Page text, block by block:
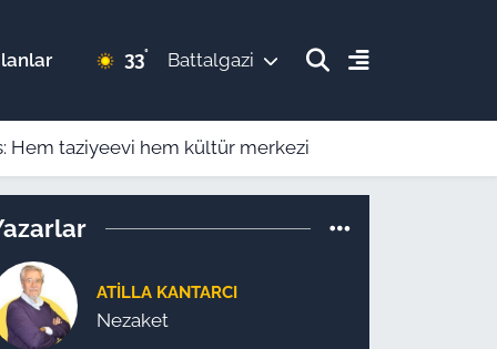
33° Battalgazi
Hem taziyeevi hem kültür merkezi
ATILLA KANTARCI
Nezaket